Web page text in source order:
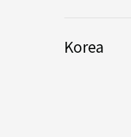
Korea